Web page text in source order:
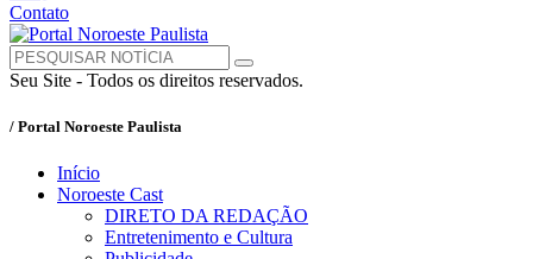
Contato
Seu Site - Todos os direitos reservados.
/ Portal Noroeste Paulista
Início
Noroeste Cast
DIRETO DA REDAÇÃO
Entretenimento e Cultura